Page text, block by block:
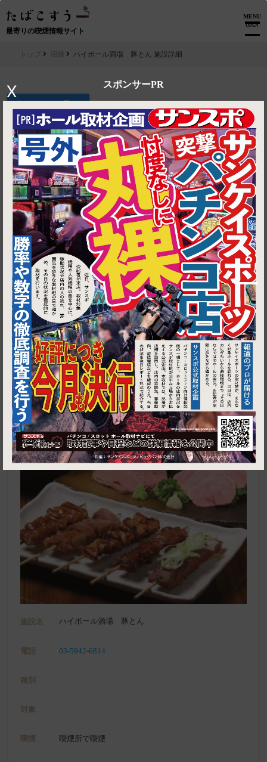
最寄りの喫煙情報サイト
MENU
OPEN
スポンサーPR
X
1
トップ 沼袋 ハイボール酒場 豚とん 施設詳細
沼袋│ハイボール酒場 豚とん
東京都中野区沼袋1-39-3
施設名 ハイボール酒場 豚とん
電話 03-5942-6814
種別
対象
喫煙 喫煙所で喫煙